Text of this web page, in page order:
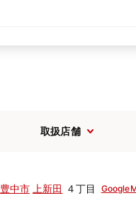
取扱店舗
豊中市 上新田 ４丁目